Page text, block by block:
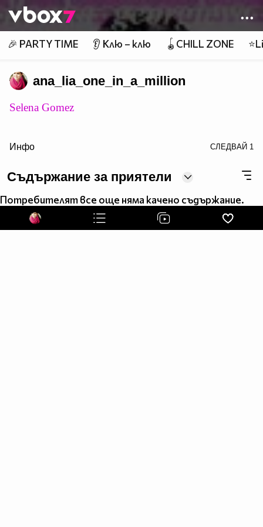
👾
🎉 PARTY TIME 👂 Клю – клю 🪀CHILL ZONE
ana_lia_one_in_a_million
Selena Gomez
target="_blank">
Инфо СЛЕДВАЙ 1
Съдържание за приятели
Потребителят все още няма качено съдържание.